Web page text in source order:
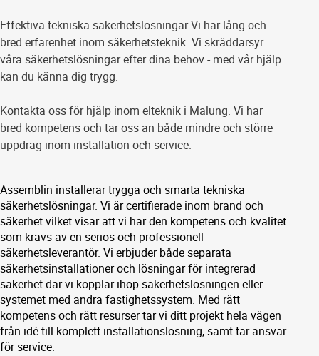
Effektiva tekniska säkerhetslösningar Vi har lång och
bred erfarenhet inom säkerhetsteknik. Vi skräddarsyr
våra säkerhetslösningar efter dina behov - med vår hjälp
kan du känna dig trygg.
Kontakta oss för hjälp inom elteknik i Malung. Vi har
bred kompetens och tar oss an både mindre och större
uppdrag inom installation och service.
Assemblin installerar trygga och smarta tekniska
säkerhetslösningar. Vi är certifierade inom brand och
säkerhet vilket visar att vi har den kompetens och kvalitet
som krävs av en seriös och professionell
säkerhetsleverantör. Vi erbjuder både separata
säkerhetsinstallationer och lösningar för integrerad
säkerhet där vi kopplar ihop säkerhetslösningen eller -
systemet med andra fastighetssystem. Med rätt
kompetens och rätt resurser tar vi ditt projekt hela vägen
från idé till komplett installationslösning, samt tar ansvar
för service.